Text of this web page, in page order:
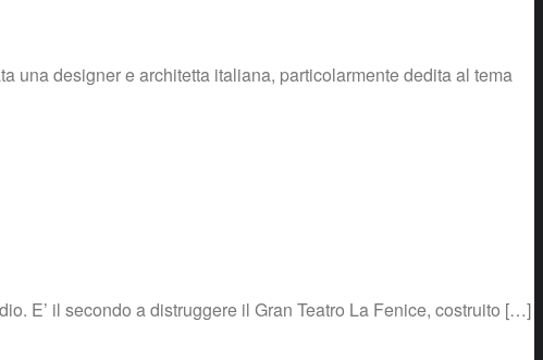
una designer e architetta italiana, particolarmente dedita al tema
E’ il secondo a distruggere il Gran Teatro La Fenice, costruito […]